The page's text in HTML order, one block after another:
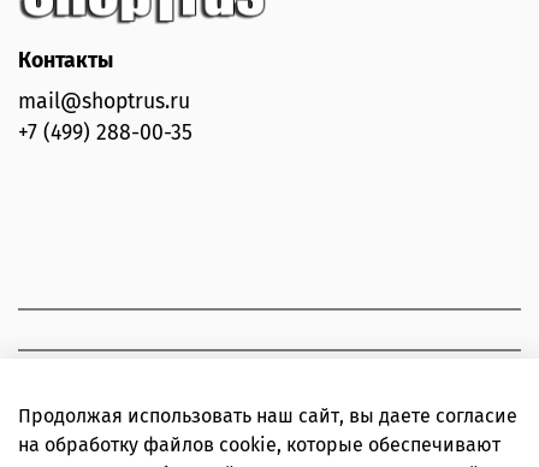
Контакты
mail@shoptrus.ru
+7 (499) 288-00-35
Продолжая использовать наш сайт, вы даете согласие
на обработку файлов cookie, которые обеспечивают